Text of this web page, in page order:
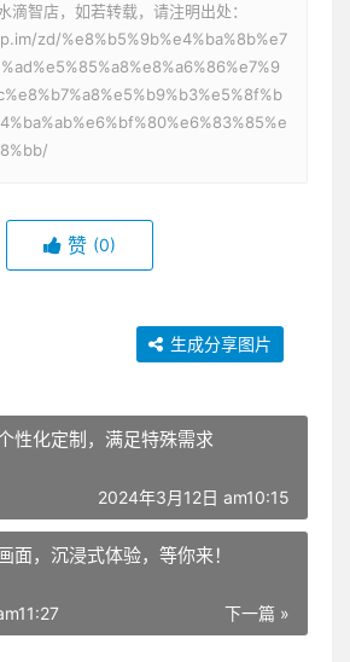
滴智店，如若转载，请注明出处：
zd/%e8%b5%9b%e4%ba%8b%e7
赞 (0)
生成分享图片
性化定制，满足特殊需求
2024年3月12日 am10:15
面，沉浸式体验，等你来！
下一篇 »